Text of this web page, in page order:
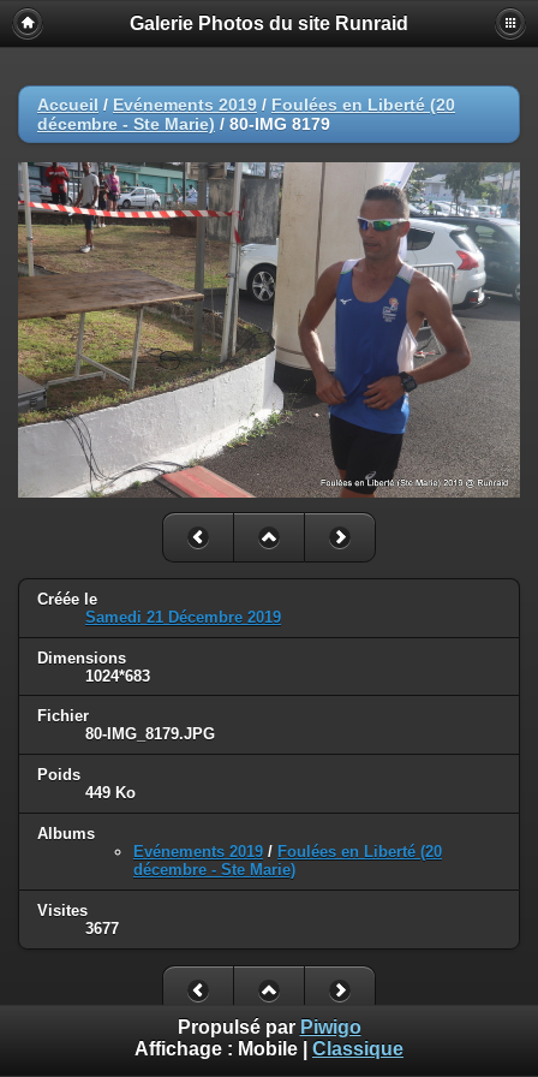
Galerie Photos du site Runraid
Accueil / Evénements 2019 / Foulées en Liberté (20
décembre - Ste Marie) / 80-IMG 8179
Créée le
Samedi 21 Décembre 2019
Dimensions
1024*683
Fichier
80-IMG_8179.JPG
Poids
449 Ko
Albums
Evénements 2019 / Foulées en Liberté (20
décembre - Ste Marie)
Visites
3677
Propulsé par Piwigo
Affichage : Mobile Classique